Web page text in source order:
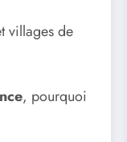
villages de
, pourquoi